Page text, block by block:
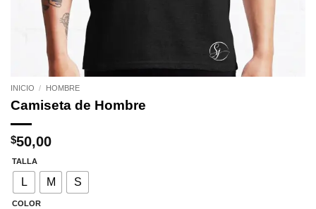
INICIO / HOMBRE
Camiseta de Hombre
$50,00
TALLA
L M S
COLOR